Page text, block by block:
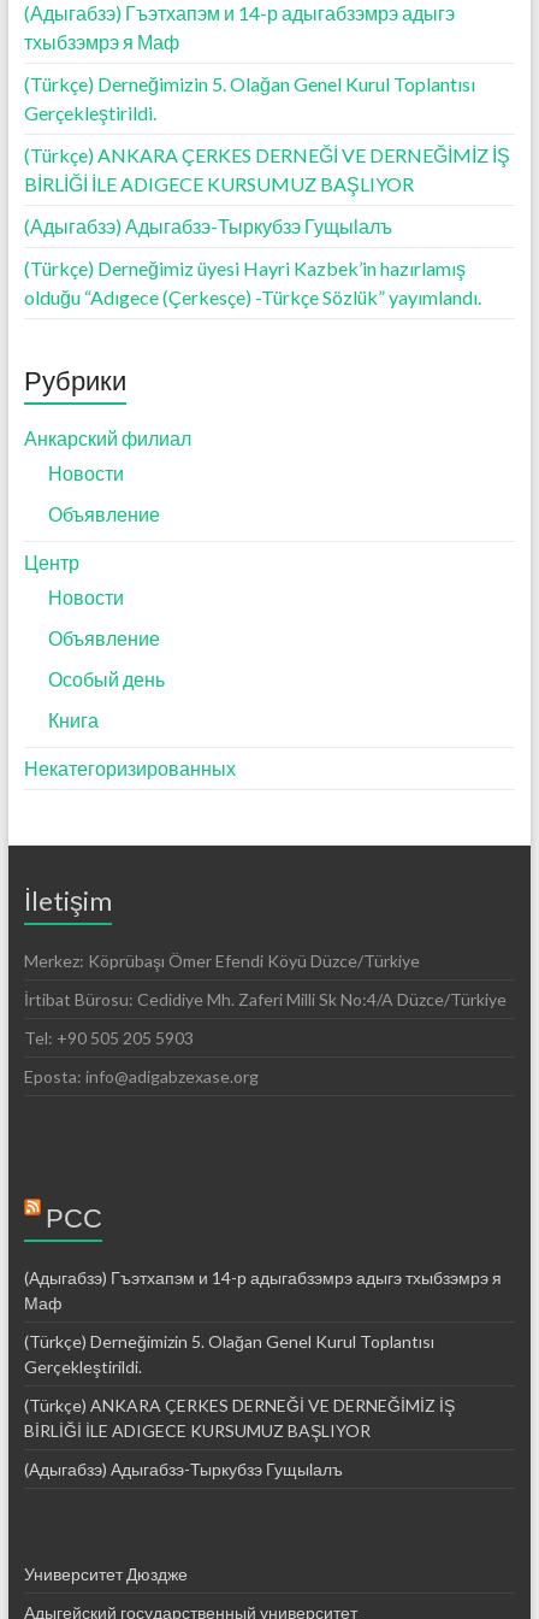
(Адыгабзэ) Гъэтхапэм и 14-р адыгабзэмрэ адыгэ
тхыбзэмрэ я Маф
(Türkçe) Derneğimizin 5. Olağan Genel Kurul Toplantısı
Gerçekleştirildi.
(Türkçe) ANKARA ÇERKES DERNEĞİ VE DERNEĞİMİZ İŞ
BİRLİĞİ İLE ADIGECE KURSUMUZ BAŞLIYOR
(Адыгабзэ) Адыгабзэ-Тыркубзэ Гущыӏалъ
(Türkçe) Derneğimiz üyesi Hayri Kazbek’in hazırlamış
olduğu “Adıgece (Çerkesçe) -Türkçe Sözlük” yayımlandı.
Рубрики
Анкарский филиал
Новости
Объявление
Центр
Новости
Объявление
Особый день
Книга
Некатегоризированных
İletişim
Merkez: Köprübaşı Ömer Efendi Köyü Düzce/Türkiye
İrtibat Bürosu: Cedidiye Mh. Zaferi Milli Sk No:4/A Düzce/Türkiye
Tel: +90 505 205 5903
Eposta: info@adigabzexase.org
РСС
(Адыгабзэ) Гъэтхапэм и 14-р адыгабзэмрэ адыгэ тхыбзэмрэ я
Маф
(Türkçe) Derneğimizin 5. Olağan Genel Kurul Toplantısı
Gerçekleştirildi.
(Türkçe) ANKARA ÇERKES DERNEĞİ VE DERNEĞİMİZ İŞ
BİRLİĞİ İLE ADIGECE KURSUMUZ BAŞLIYOR
(Адыгабзэ) Адыгабзэ-Тыркубзэ Гущыӏалъ
Университет Дюздже
Адыгейский государственный университет